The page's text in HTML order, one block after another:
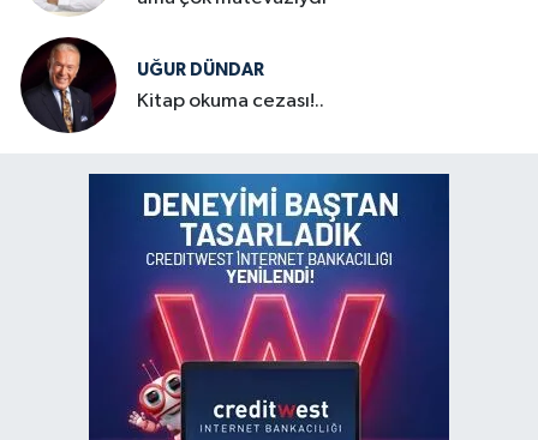
UĞUR DÜNDAR
Kitap okuma cezası!..